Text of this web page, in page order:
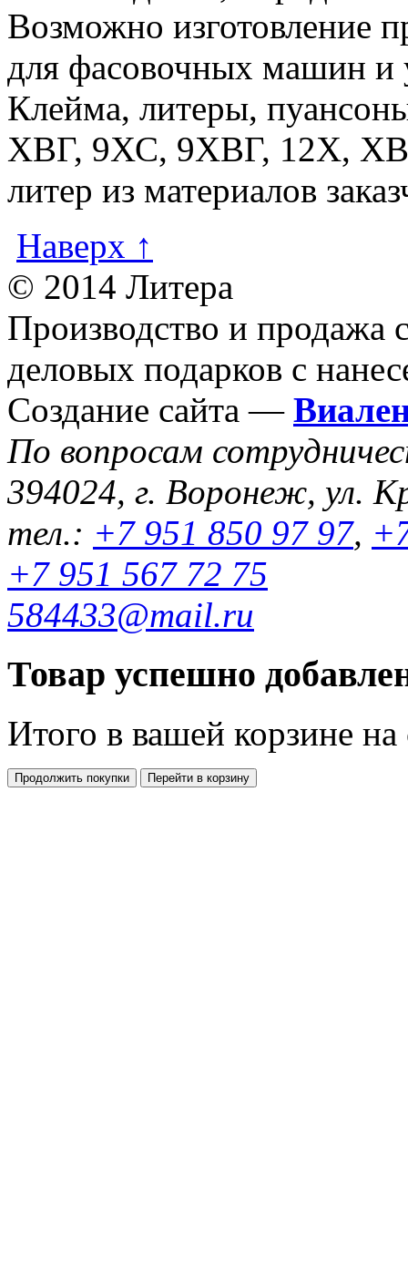
Возможно изготовление
для фасовочных машин и
Клейма, литеры,
ХВГ, 9ХС, 9ХВГ, 12Х,
литер из материалов
Наверх ↑
© 2014 Литера
Производство и продажа
деловых подарков с
Создание сайта —
По вопросам
394024, г. Воронеж, ул.
тел.: +7 951 850 97 97,
+7 951 567 72 75
584433@mail.ru
Товар успешно
Итого в вашей корзине
Продолжить покупки Перейти в корзину